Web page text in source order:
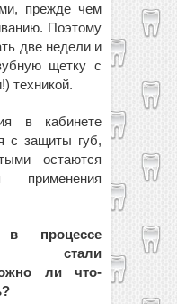
прежде чем
Поэтому
две недели и
щетку с
техникой.
в кабинете
с защиты губ,
остаются
процессе
стали
ли что-